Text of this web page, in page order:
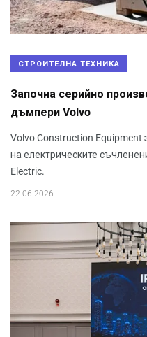
СТРОИТЕЛНА ТЕХНИКА
Започна серийно
дъмпери Volvo
Volvo Construction Equipment
на електрическите
Electric.
22.06.2026